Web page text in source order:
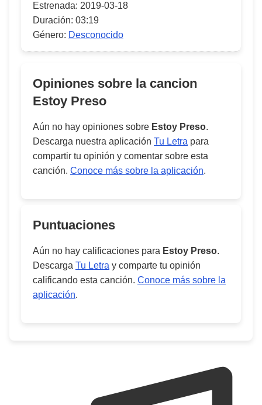
Estrenada: 2019-03-18
Duración: 03:19
Género: Desconocido
Opiniones sobre la cancion
Estoy Preso
Aún no hay opiniones sobre Estoy Preso.
Descarga nuestra aplicación Tu Letra para
compartir tu opinión y comentar sobre esta
canción. Conoce más sobre la aplicación.
Puntuaciones
Aún no hay calificaciones para Estoy Preso.
Descarga Tu Letra y comparte tu opinión
calificando esta canción. Conoce más sobre la
aplicación.